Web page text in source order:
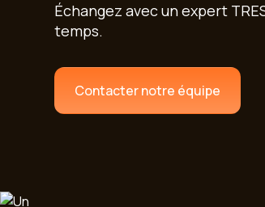
Échangez avec un expert
temps.
Contacter notre équipe